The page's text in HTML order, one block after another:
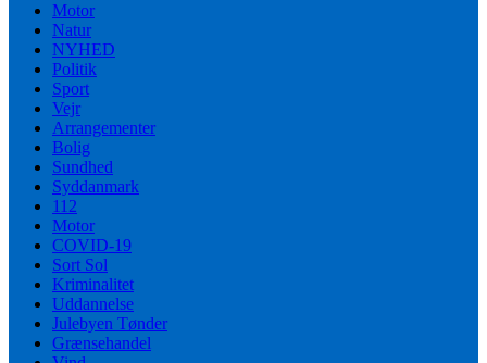
Motor
Natur
NYHED
Politik
Sport
Vejr
Arrangementer
Bolig
Sundhed
Syddanmark
112
Motor
COVID-19
Sort Sol
Kriminalitet
Uddannelse
Julebyen Tønder
Grænsehandel